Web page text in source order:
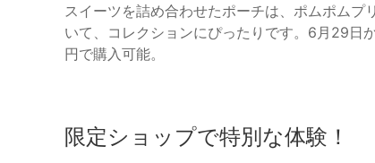
スイーツを詰め合わせたポーチは、ポムポム
いて、コレクションにぴったりです。6月29日
円で購入可能。
限定ショップで特別な体験！